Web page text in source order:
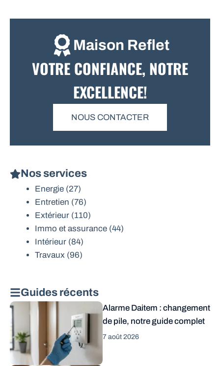
Maison Reflet
VOTRE CONFIANCE, NOTRE
EXCELLENCE!
NOUS CONTACTER
Nos services
Energie (27)
Entretien (76)
Extérieur (110)
Immo et assurance (44)
Intérieur (84)
Travaux (96)
Guides récents
Alarme Daitem : changement
de pile, notre guide complet
7 août 2026